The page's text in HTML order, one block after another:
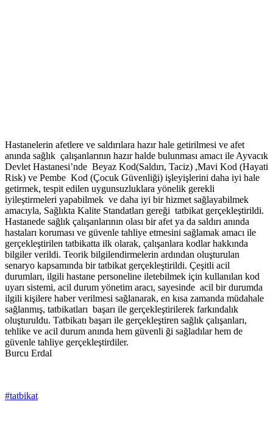
Hastanelerin afetlere ve saldırılara hazır hale getirilmesi ve afet
anında sağlık çalışanlarının hazır halde bulunması amacı ile Ayvacık
Devlet Hastanesi’nde Beyaz Kod(Saldırı, Taciz) ,Mavi Kod (Hayati
Risk) ve Pembe Kod (Çocuk Güvenliği) işleyişlerini daha iyi hale
getirmek, tespit edilen uygunsuzluklara yönelik gerekli
iyileştirmeleri yapabilmek ve daha iyi bir hizmet sağlayabilmek
amacıyla, Sağlıkta Kalite Standatları gereği tatbikat gerçekleştirildi.
Hastanede sağlık çalışanlarının olası bir afet ya da saldırı anında
hastaları koruması ve güvenle tahliye etmesini sağlamak amacı ile
gerçekleştirilen tatbikatta ilk olarak, çalışanlara kodlar hakkında
bilgiler verildi. Teorik bilgilendirmelerin ardından oluşturulan
senaryo kapsamında bir tatbikat gerçekleştirildi. Çeşitli acil
durumları, ilgili hastane personeline iletebilmek için kullanılan kod
uyarı sistemi, acil durum yönetim aracı, sayesinde acil bir durumda
ilgili kişilere haber verilmesi sağlanarak, en kısa zamanda müdahale
sağlanmış, tatbikatları başarı ile gerçekleştirilerek farkındalık
oluşturuldu. Tatbikatı başarı ile gerçekleştiren sağlık çalışanları,
tehlike ve acil durum anında hem güvenli ği sağladılar hem de
güvenle tahliye gerçekleştirdiler.
Burcu Erdal
#tatbikat